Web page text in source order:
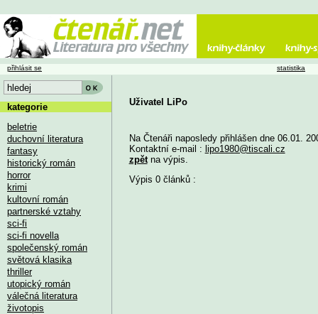
Uživatel LiPo
Na Čtenáři naposledy přihlášen dne 06.01.
Kontaktní e-mail : lipo1980@tiscali.cz
zpětna výpis.
Výpis 0 článků :
přihlásit se statistika
kategorie
beletrie
duchovní literatura
fantasy
historický román
horror
krimi
kultovní román
partnerské vztahy
sci-fi
sci-fi novella
společenský román
světová klasika
thriller
utopický román
válečná literatura
životopis